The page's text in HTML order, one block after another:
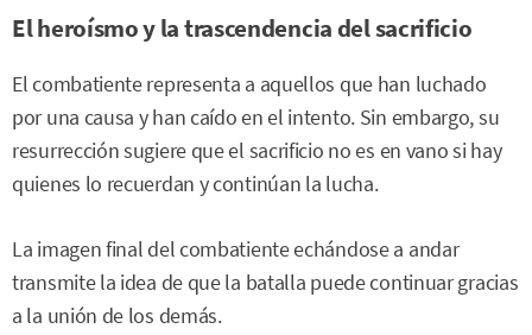
El heroísmo y la trascendencia del sacrificio
El combatiente representa a aquellos que han luchado
por una causa y han caído en el intento. Sin embargo, su
resurrección sugiere que el sacrificio no es en vano si hay
quienes lo recuerdan y continúan la lucha.
La imagen final del combatiente echándose a andar
transmite la idea de que la batalla puede continuar gracias
a la unión de los demás.